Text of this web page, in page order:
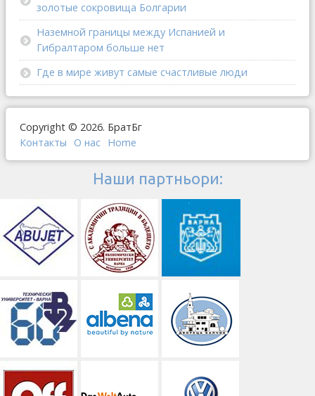
золотые сокровища Болгарии
Наземной границы между Испанией и
Гибралтаром больше нет
Где в мире живут самые счастливые люди
Copyright © 2026. БратБг
Контакты
О наc Home
Наши партньори: